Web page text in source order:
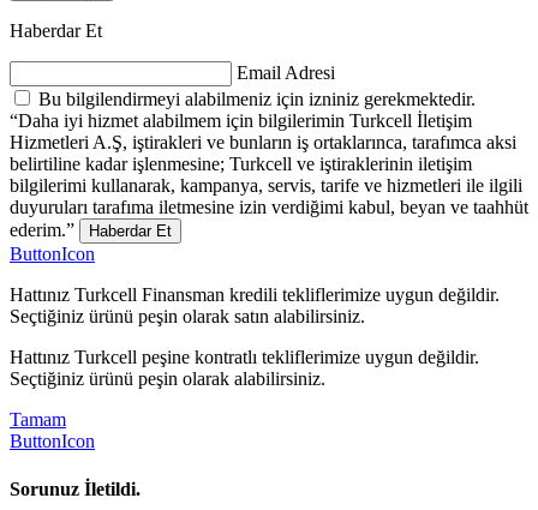
Haberdar Et
Email Adresi
Bu bilgilendirmeyi alabilmeniz için izniniz gerekmektedir.
“Daha iyi hizmet alabilmem için bilgilerimin Turkcell İletişim
Hizmetleri A.Ş, iştirakleri ve bunların iş ortaklarınca, tarafımca aksi
belirtiline kadar işlenmesine; Turkcell ve iştiraklerinin iletişim
bilgilerimi kullanarak, kampanya, servis, tarife ve hizmetleri ile ilgili
duyuruları tarafıma iletmesine izin verdiğimi kabul, beyan ve taahhüt
ederim.”
Haberdar Et
ButtonIcon
Hattınız Turkcell Finansman kredili tekliflerimize uygun değildir.
Seçtiğiniz ürünü peşin olarak satın alabilirsiniz.
Hattınız Turkcell peşine kontratlı tekliflerimize uygun değildir.
Seçtiğiniz ürünü peşin olarak alabilirsiniz.
Tamam
ButtonIcon
Sorunuz İletildi.